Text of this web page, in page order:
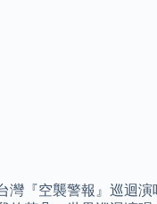
灣『空襲警報』巡迴